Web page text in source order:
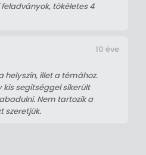
tökéletes 4
helyszín, illet a témához.
kis segítséggel sikerült
Nem tartozik a
szeretjük.
10 éve